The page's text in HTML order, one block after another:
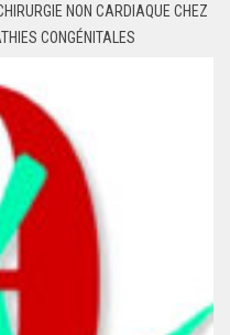
NON CARDIAQUE CHEZ
CONGÉNITALES